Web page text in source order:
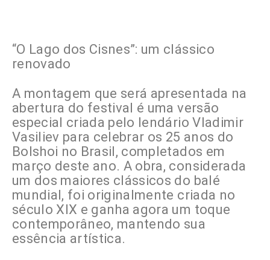
“O Lago dos Cisnes”: um clássico
renovado
A montagem que será apresentada na
abertura do festival é uma versão
especial criada pelo lendário Vladimir
Vasiliev para celebrar os 25 anos do
Bolshoi no Brasil, completados em
março deste ano. A obra, considerada
um dos maiores clássicos do balé
mundial, foi originalmente criada no
século XIX e ganha agora um toque
contemporâneo, mantendo sua
essência artística.